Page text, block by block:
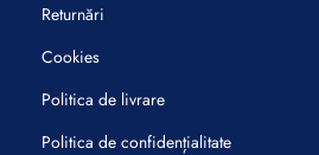
Returnări
Cookies
Politica de livrare
Politica de confidențialitate